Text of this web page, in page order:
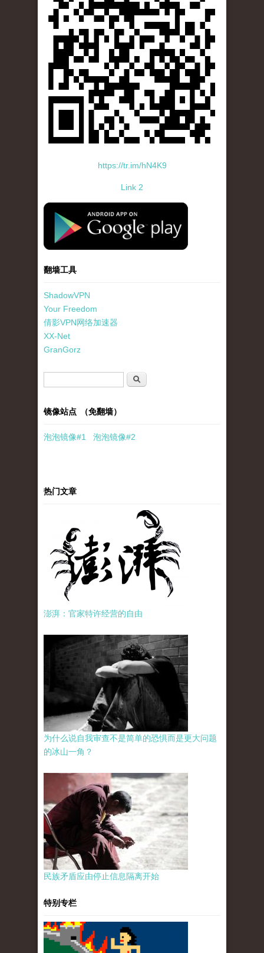
https://tr.im/hN4K9
Link 2
standard-icon-googleplay-app-store.png
翻墙工具
ShadowVPN
Your Freedom
倩影VPN网络加速器
XX-Net
GranGorz
搜索
镜像站点 （免翻墙）
泡泡镜像#1 泡泡镜像#2
热门文章
澎湃：官家特许经营的自由
为什么说自我审查不是简单的恐惧而是更大问题
的冰山一角？
民族矛盾应由停止信息隔离开始
特别专栏